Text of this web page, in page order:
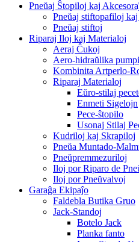
Pneŭaj Ŝtopiloj kaj
Pneŭaj stiftopafiloj kaj
Pneŭaj stiftoj
Riparaj Iloj kaj Materialoj
Aeraj Ĉukoj
Aero-hidraŭlika
Kombinita Artperlo-
Riparaj Materialoj
Eŭro-stilaj
Enmeti Sigelojn
Pece-ŝtopilo
Usonaj Stilaj
Kudriloj kaj Skrapiloj
Pneŭa Muntado-
Pneŭpremmezuriloj
Iloj por Riparo de
Iloj por Pneŭvalvoj
Garaĝa Ekipaĵo
Faldebla Butika Gruo
Jack-Standoj
Botelo Jack
Planka fanto